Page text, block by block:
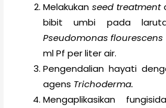
Melakukan seed treatment
bibit umbi pada
Pseudomonas flourescens
ml Pf per liter air.
Pengendalian hayati
agens Trichoderma.
Mengaplikasikan